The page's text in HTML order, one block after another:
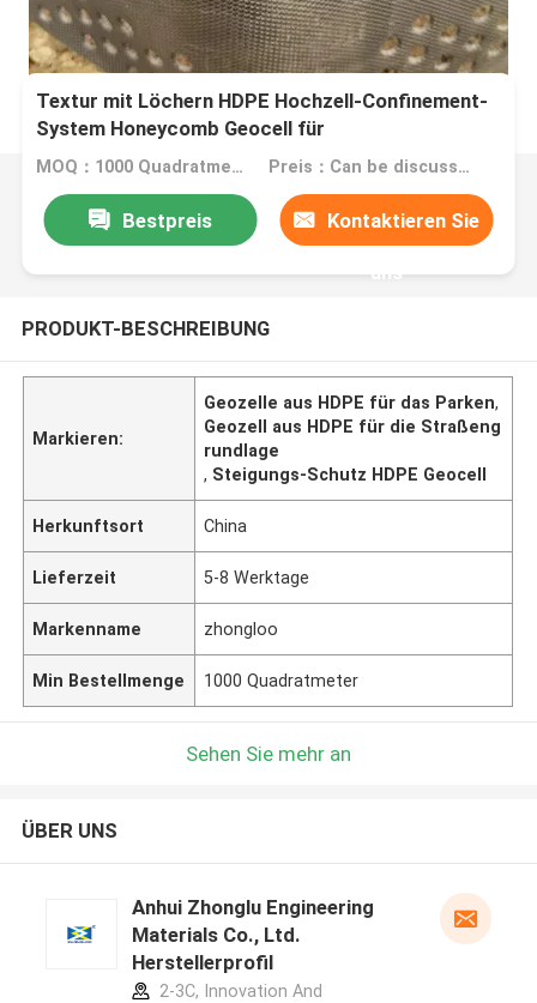
Textur mit Löchern HDPE Hochzell-Confinement-
System Honeycomb Geocell für
Straßengrundlagen Abhangschutz Parkplatz
MOQ：1000 Quadratmeter Preis：Can be discussed
Bestpreis Kontaktieren Sie
uns
PRODUKT-BESCHREIBUNG
Markieren:
Geozelle aus HDPE für das Parken,
Geozell aus HDPE für die Straßeng
rundlage
, Steigungs-Schutz HDPE Geocell
Herkunftsort China
Lieferzeit 5-8 Werktage
Markenname zhongloo
Min Bestellmenge 1000 Quadratmeter
Sehen Sie mehr an
ÜBER UNS
Anhui Zhonglu Engineering
Materials Co., Ltd.
Herstellerprofil
2-3C, Innovation And